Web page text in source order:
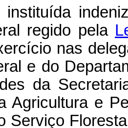
regido pela
nas
e do
da
Agricultura e
Serviço